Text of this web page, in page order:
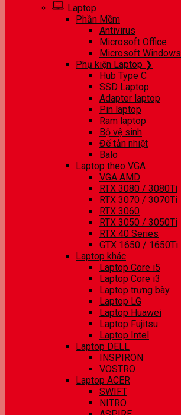
Laptop
Phần Mềm
Antivirus
Microsoft Office
Microsoft Windows
Phụ kiện Laptop ❯
Hub Type C
SSD Laptop
Adapter laptop
Pin laptop
Ram laptop
Bộ vệ sinh
Đế tản nhiệt
Balo
Laptop theo VGA
VGA AMD
RTX 3080 / 3080Ti
RTX 3070 / 3070Ti
RTX 3060
RTX 3050 / 3050Ti
RTX 40 Series
GTX 1650 / 1650Ti
Laptop khác
Laptop Core i5
Laptop Core i3
Laptop trưng bày
Laptop LG
Laptop Huawei
Laptop Fujitsu
Laptop Intel
Laptop DELL
INSPIRON
VOSTRO
Laptop ACER
SWIFT
NITRO